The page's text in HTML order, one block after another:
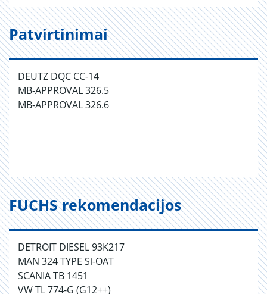
Patvirtinimai
DEUTZ DQC CC-14
MB-APPROVAL 326.5
MB-APPROVAL 326.6
FUCHS rekomendacijos
DETROIT DIESEL 93K217
MAN 324 TYPE Si-OAT
SCANIA TB 1451
VW TL 774-G (G12++)